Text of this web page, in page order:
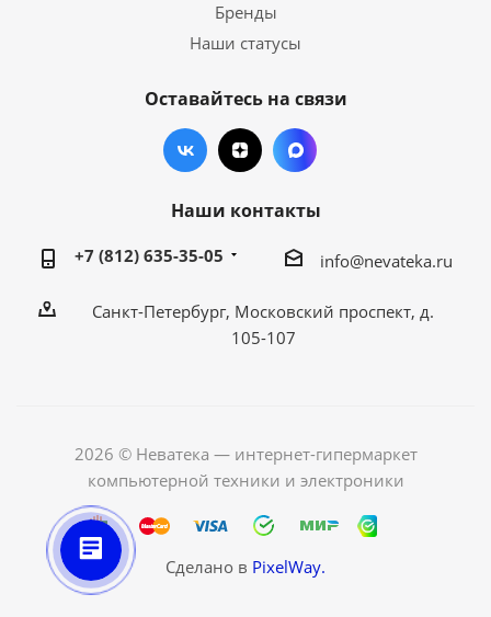
Бренды
Наши статусы
Оставайтесь на связи
Наши контакты
+7 (812) 635-35-05 info@nevateka.ru
Санкт-Петербург, Московский проспект, д.
105-107
2026 © Неватека — интернет-гипермаркет
компьютерной техники и электроники
Сделано в PixelWay.